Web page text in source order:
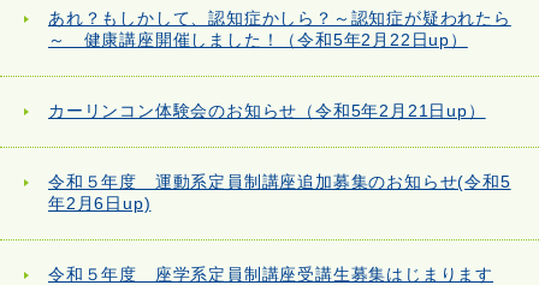
あれ？もしかして、認知症かしら？～認知症が疑われたら
～ 健康講座開催しました！（令和5年2月22日up）
カーリンコン体験会のお知らせ（令和5年2月21日up）
令和５年度 運動系定員制講座追加募集のお知らせ(令和5
年2月6日up)
令和５年度 座学系定員制講座受講生募集はじまります